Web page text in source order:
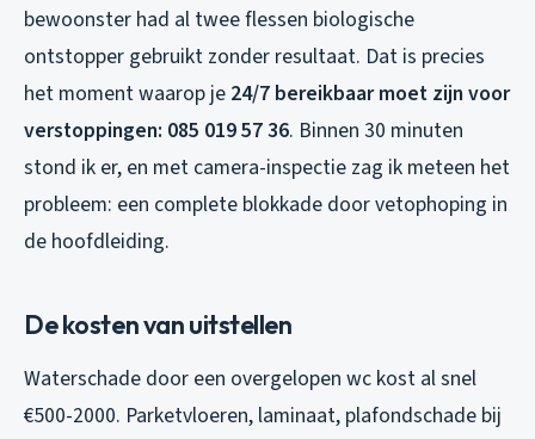
bewoonster had al twee flessen biologische
ontstopper gebruikt zonder resultaat. Dat is precies
het moment waarop je 24/7 bereikbaar moet zijn voor
verstoppingen: 085 019 57 36. Binnen 30 minuten
stond ik er, en met camera-inspectie zag ik meteen het
probleem: een complete blokkade door vetophoping in
de hoofdleiding.
De kosten van uitstellen
Waterschade door een overgelopen wc kost al snel
€500-2000. Parketvloeren, laminaat, plafondschade bij